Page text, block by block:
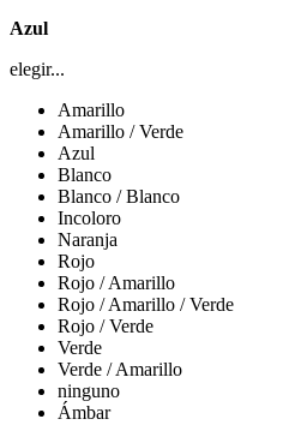
Azul
elegir...
Amarillo
Amarillo / Verde
Azul
Blanco
Blanco / Blanco
Incoloro
Naranja
Rojo
Rojo / Amarillo
Rojo / Amarillo / Verde
Rojo / Verde
Verde
Verde / Amarillo
ninguno
Ámbar